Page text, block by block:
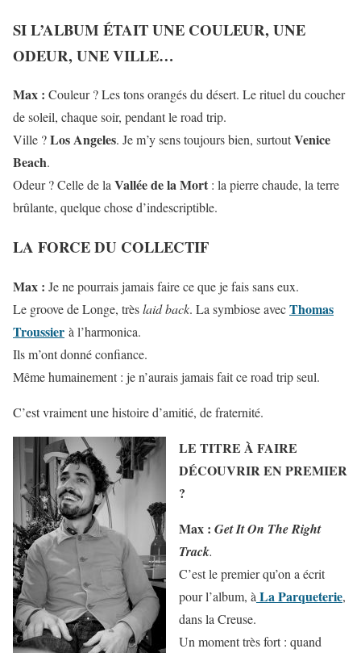
SI L’ALBUM ÉTAIT UNE COULEUR, UNE
ODEUR, UNE VILLE…
Max : Couleur ? Les tons orangés du désert. Le rituel du coucher
de soleil, chaque soir, pendant le road trip.
Ville ?Los Angeles. Je m’y sens toujours bien, surtoutVenice
Beach.
Odeur ? Celle de laVallée de la Mort : la pierre chaude, la terre
brûlante, quelque chose d’indescriptible.
LA FORCE DU COLLECTIF
Max : Je ne pourrais jamais faire ce que je fais sans eux.
Le groove de Longe, trèslaid back. La symbiose avecThomas
Troussier à l’harmonica.
Ils m’ont donné confiance.
Même humainement : je n’aurais jamais fait ce road trip seul.
C’est vraiment une histoire d’amitié, de fraternité.
LE TITRE À FAIRE
DÉCOUVRIR EN PREMIER
?
Max : Get It On The Right
Track.
C’est le premier qu’on a écrit
pour l’album, à La Parqueterie,
dans la Creuse.
Un moment très fort : quand